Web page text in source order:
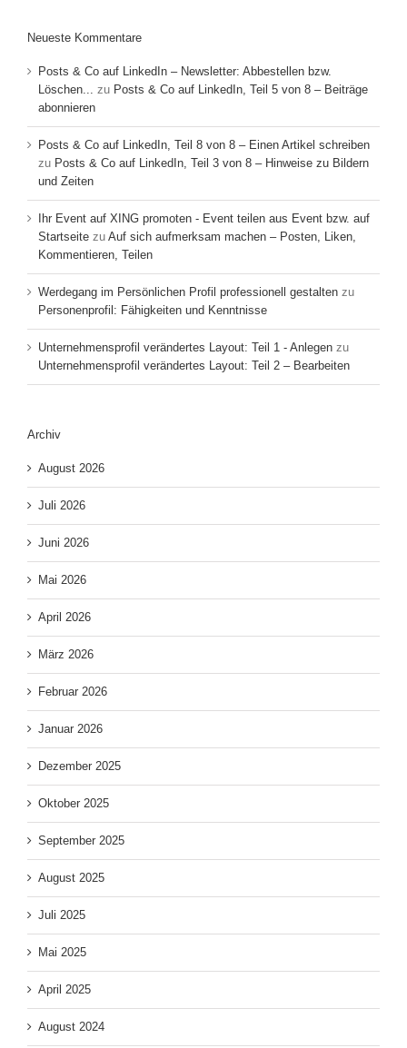
Neueste Kommentare
Posts & Co auf LinkedIn – Newsletter: Abbestellen bzw.
Löschen...
zu Posts & Co auf LinkedIn, Teil 5 von 8 – Beiträge
abonnieren
Posts & Co auf LinkedIn, Teil 8 von 8 – Einen Artikel schreiben
zu Posts & Co auf LinkedIn, Teil 3 von 8 – Hinweise zu Bildern
und Zeiten
Ihr Event auf XING promoten - Event teilen aus Event bzw. auf
Startseite zu Auf sich aufmerksam machen – Posten, Liken,
Kommentieren, Teilen
Werdegang im Persönlichen Profil professionell gestalten zu
Personenprofil: Fähigkeiten und Kenntnisse
Unternehmensprofil verändertes Layout: Teil 1 - Anlegen zu
Unternehmensprofil verändertes Layout: Teil 2 – Bearbeiten
Archiv
August 2026
Juli 2026
Juni 2026
Mai 2026
April 2026
März 2026
Februar 2026
Januar 2026
Dezember 2025
Oktober 2025
September 2025
August 2025
Juli 2025
Mai 2025
April 2025
August 2024